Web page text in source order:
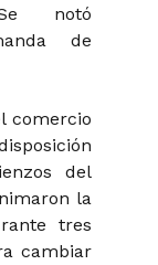
notó
de
comercio
del
la
tres
cambiar